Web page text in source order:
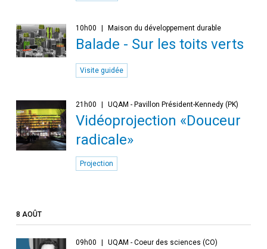
10h00 Maison du développement durable
Balade - Sur les toits verts
Visite guidée
21h00 UQAM - Pavillon Président-Kennedy (PK)
Vidéoprojection «Douceur
radicale»
Projection
8 AOÛT
09h00 UQAM - Coeur des sciences (CO)